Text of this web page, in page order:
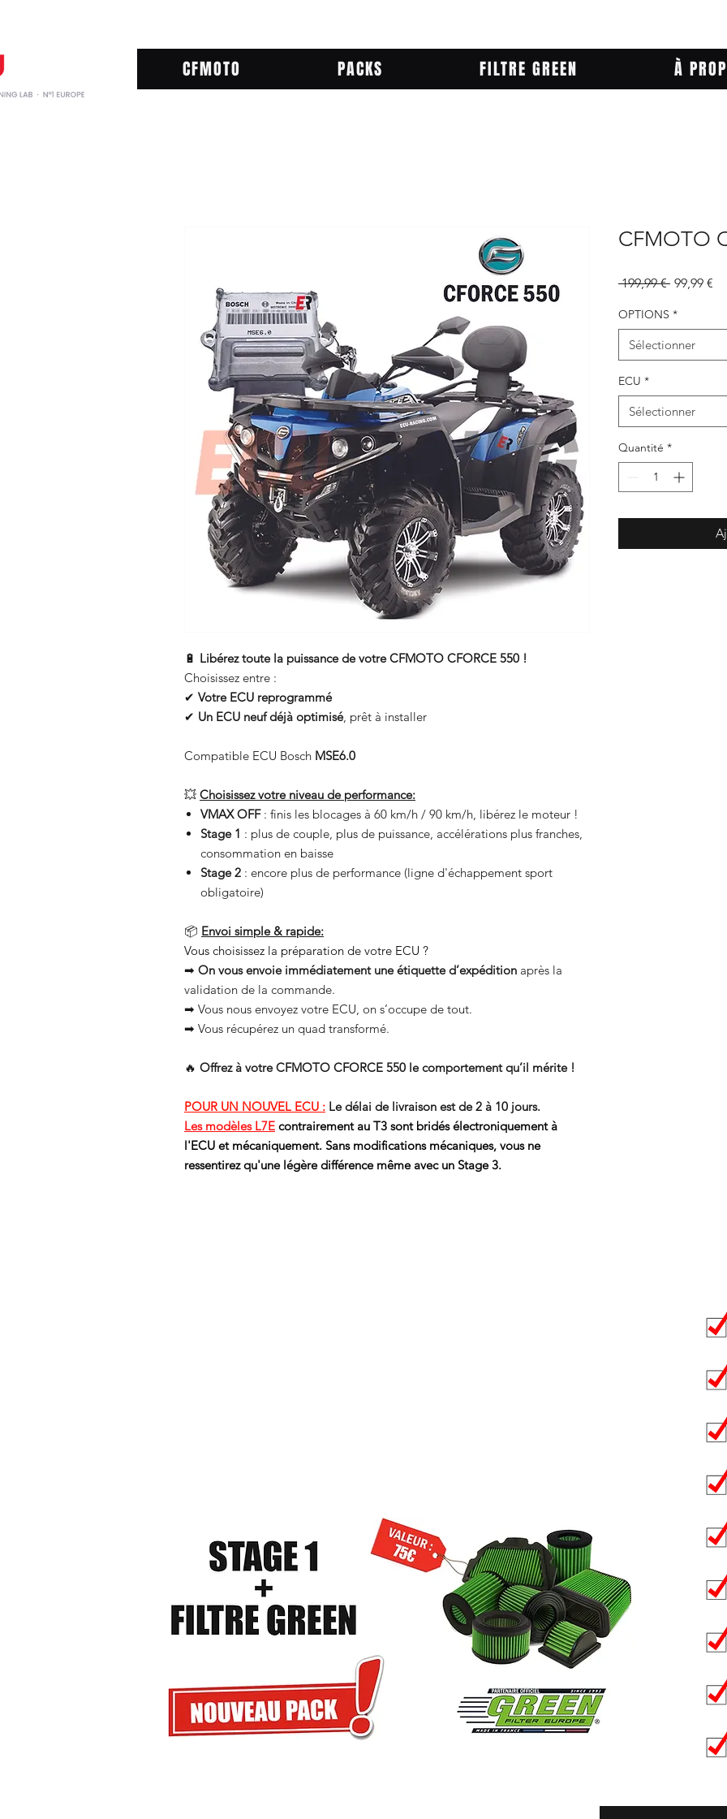
CFMOTO PACKS FILTRE GREEN À
🔋 Libérez toute la puissance de votre CFMOTO CFORCE 550 !
Choisissez entre :
✔ Votre ECU reprogrammé
✔ Un ECU neuf déjà optimisé, prêt à installer
Compatible ECU Bosch MSE6.0
💥 Choisissez votre niveau de performance:
VMAX OFF: finis les blocages à 60 km/h / 90 km/h, libérez le moteur !
Stage 1 : plus de couple, plus de puissance, accélérations plus franches,
consommation en baisse
Stage 2 : encore plus de performance (ligne d'échappement sport
obligatoire)
📦 Envoi simple & rapide:
Vous choisissez la préparation de votre ECU ?
➡ On vous envoie immédiatement une étiquette d’expédition après la
validation de la commande.
➡ Vous nous envoyez votre ECU, on s’occupe de tout.
➡ Vous récupérez un quad transformé.
🔥 Offrez à votre CFMOTO CFORCE 550 le comportement qu’il mérite !
POUR UN NOUVEL ECU : Le délai de livraison est de 2 à 10 jours.
Les modèles L7E contrairement au T3 sont bridés électroniquement à
l'ECU et mécaniquement. Sans modifications mécaniques, vous ne
ressentirez qu'une légère différence même avec un Stage 3.
CFMOTO
199,99 € Prix
99,99 €
OPTIONS *
Sélectionner
ECU *
Sélectionner
Quantité *